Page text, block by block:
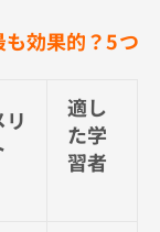
効果的？5つ
適し
た学
習者